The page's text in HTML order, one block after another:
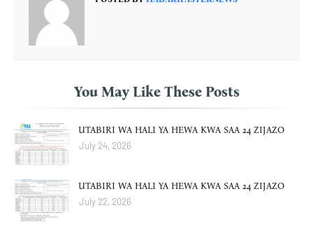
You May Like These Posts
UTABIRI WA HALI YA HEWA KWA SAA 24 ZIJAZO
July 24, 2026
UTABIRI WA HALI YA HEWA KWA SAA 24 ZIJAZO
July 22, 2026